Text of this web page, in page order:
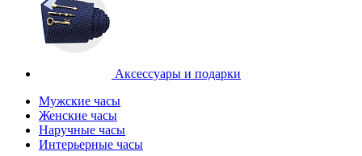
Аксессуары и подарки
Мужские часы
Женские часы
Наручные часы
Интерьерные часы